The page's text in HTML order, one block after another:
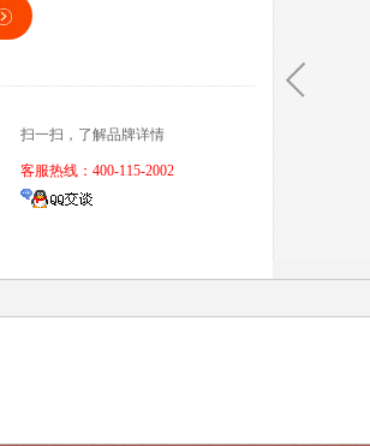
扫一扫，了解品牌详情
客服热线：400-115-2002